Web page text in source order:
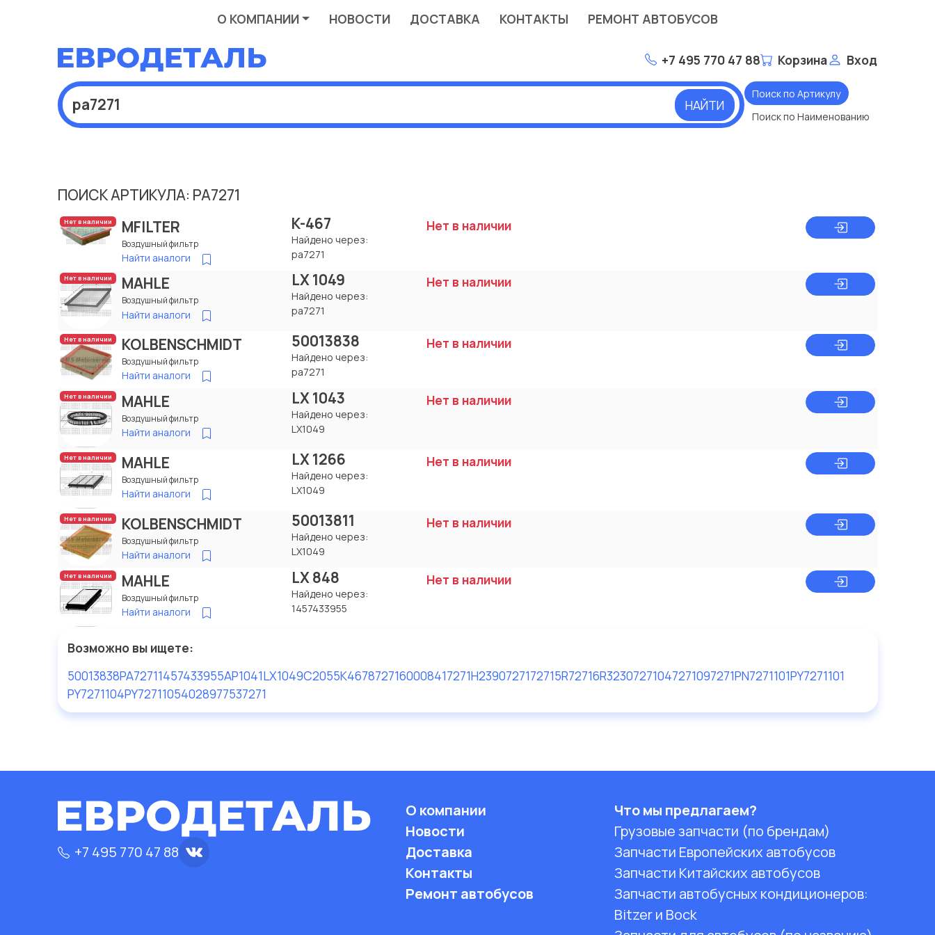
О КОМПАНИИ НОВОСТИ ДОСТАВКА КОНТАКТЫ РЕМОНТ АВТОБУСОВ
+7 495 770 47 88 Корзина Вход
НАЙТИ
Поиск по Артикулу
Поиск по Наименованию
ПОИСК АРТИКУЛА: PA7271
Нет в наличии MFILTER
Воздушный фильтр
Найти аналоги
K-467
Найдено через:
pa7271
Нет в наличии
Нет в наличии MAHLE
Воздушный фильтр
Найти аналоги
LX 1049
Найдено через:
pa7271
Нет в наличии
Нет в наличии KOLBENSCHMIDT
Воздушный фильтр
Найти аналоги
50013838
Найдено через:
pa7271
Нет в наличии
Нет в наличии MAHLE
Воздушный фильтр
Найти аналоги
LX 1043
Найдено через:
LX1049
Нет в наличии
Нет в наличии MAHLE
Воздушный фильтр
Найти аналоги
LX 1266
Найдено через:
LX1049
Нет в наличии
Нет в наличии KOLBENSCHMIDT
Воздушный фильтр
Найти аналоги
50013811
Найдено через:
LX1049
Нет в наличии
Нет в наличии MAHLE
Воздушный фильтр
Найти аналоги
LX 848
Найдено через:
1457433955
Нет в наличии
Возможно вы ищете:
50013838PA72711457433955AP1041LX1049C2055K4678727160008417271H2390727172715R72716R32307271047271097271PN7271101PY7271101
PY7271104PY72711054028977537271
+7 495 770 47 88
О компании
Новости
Доставка
Контакты
Ремонт автобусов
Что мы предлагаем?
Грузовые запчасти (по брендам)
Запчасти Европейских автобусов
Запчасти Китайских автобусов
Запчасти автобусных кондиционеров:
Bitzer и Bock